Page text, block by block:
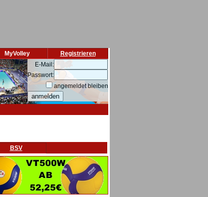
Registrieren
MyVolley
E-Mail:
Passwort:
angemeldet bleiben
BSV